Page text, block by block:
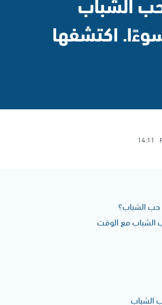
اكتشفها
14:11
حب الشباب؟